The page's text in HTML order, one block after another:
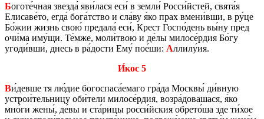
Боготе́чная звез­да́ яви́лася еси́ в земли́ Росси́йстей, свята́я
Ели­са­ве́то, егда́ бога́тство и сла́ву я́ко прах вмени́вши, в ру́це
Бо́жии жизнь свою́ пре­да­ла́ еси́, Крест Госпо́день вы́ну пред
очи́ма иму́щи. Те́мже, моли́твою и де́лы ми­ло­се́рдия Бо́гу
угоди́вши, днесь в ра́дости Ему́ пое́ши: Аллилу́ия.
И́кос 5
Ви́девше тя лю́дие бо­го­спа­са́емаго гра́да Моск­вы́ ди́вную
устрои́тель­ни­цу оби́тели ми­ло­се́рдия, возра́до­ва­ша­ся, я́ко
мно́ги жены́, де́вы и ста́рицы росси́йския об­ре­то́ша зде ти́хое